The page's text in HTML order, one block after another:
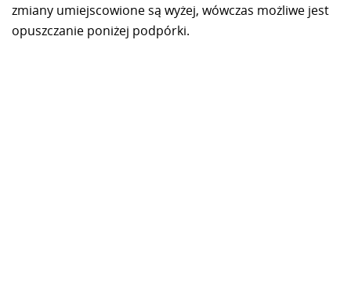
zmiany umiejscowione są wyżej, wówczas możliwe jest
opuszczanie poniżej podpórki.